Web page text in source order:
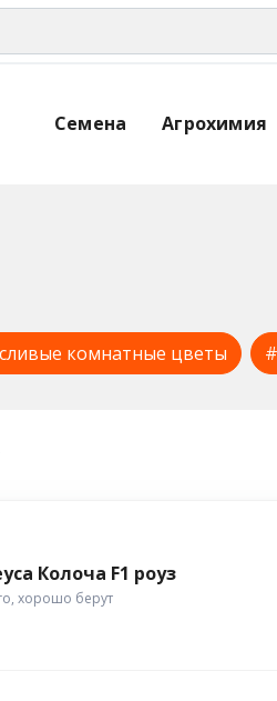
Семена Агрохимия
комнатные цветы
Колоча F1 роуз
хорошо берут